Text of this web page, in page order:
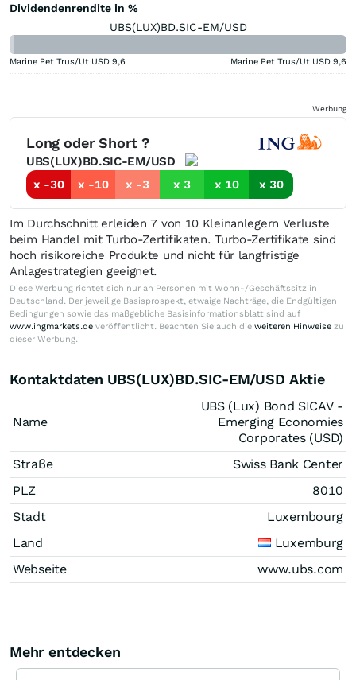
Dividendenrendite in %
UBS(LUX)BD.SIC-EM/USD
Marine Pet Trus/Ut USD 9,6 Marine Pet Trus/Ut USD 9,6
Werbung
Long oder Short ?
UBS(LUX)BD.SIC-EM/USD
x -30
x -10 x -3 x 3 x 10 x 30
Im Durchschnitt erleiden 7 von 10 Kleinanlegern Verluste
beim Handel mit Turbo-Zertifikaten. Turbo-Zertifikate sind
hoch risikoreiche Produkte und nicht für langfristige
Anlagestrategien geeignet.
Diese Werbung richtet sich nur an Personen mit Wohn-/Geschäftssitz in
Deutschland. Der jeweilige Basisprospekt, etwaige Nachträge, die Endgültigen
Bedingungen sowie das maßgebliche Basisinformationsblatt sind auf
www.ingmarkets.de veröffentlicht. Beachten Sie auch die weiteren Hinweise zu
dieser Werbung.
Kontaktdaten UBS(LUX)BD.SIC-EM/USD Aktie
Name
UBS (Lux) Bond SICAV -
Emerging Economies
Corporates (USD)
Straße
Swiss Bank Center
PLZ
8010
Stadt
Luxembourg
Land
Luxemburg
Webseite
www.ubs.com
Mehr entdecken